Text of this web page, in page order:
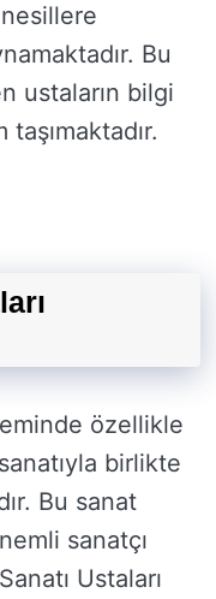
Bu
ustaların bilgi
özellikle
birlikte
Bu sanat
sanatçı
Ustaları